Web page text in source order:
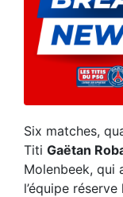
Six matches,
Titi Gaëtan
Molenbeek, qui
l’équipe